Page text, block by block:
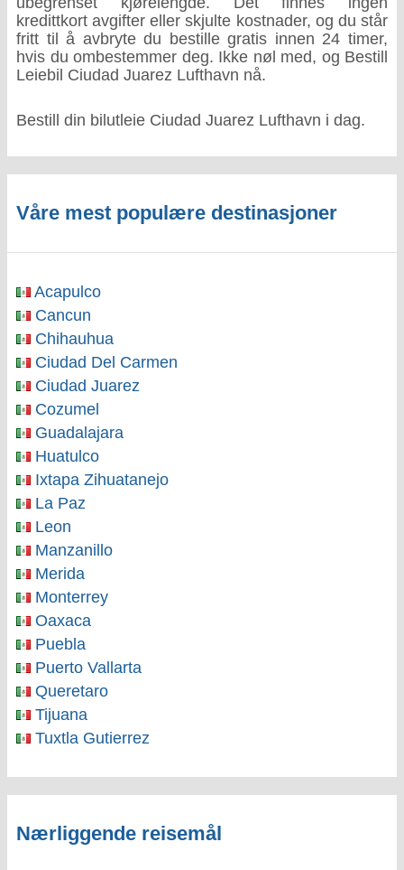
kredittkort avgifter eller skjulte kostnader, og du står
fritt til å avbryte du bestille gratis innen 24 timer,
hvis du ombestemmer deg. Ikke nøl med, og Bestill
Leiebil Ciudad Juarez Lufthavn nå.
Bestill din bilutleie Ciudad Juarez Lufthavn i dag.
Våre mest populære destinasjoner
Acapulco
Cancun
Chihauhua
Ciudad Del Carmen
Ciudad Juarez
Cozumel
Guadalajara
Huatulco
Ixtapa Zihuatanejo
La Paz
Leon
Manzanillo
Merida
Monterrey
Oaxaca
Puebla
Puerto Vallarta
Queretaro
Tijuana
Tuxtla Gutierrez
Nærliggende reisemål